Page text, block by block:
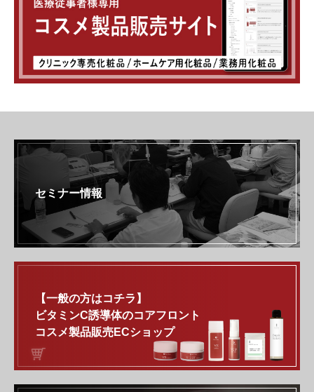
セミナー情報
【一般の方はコチラ】
ビタミンC誘導体のコアフロント
コスメ製品販売ECショップ